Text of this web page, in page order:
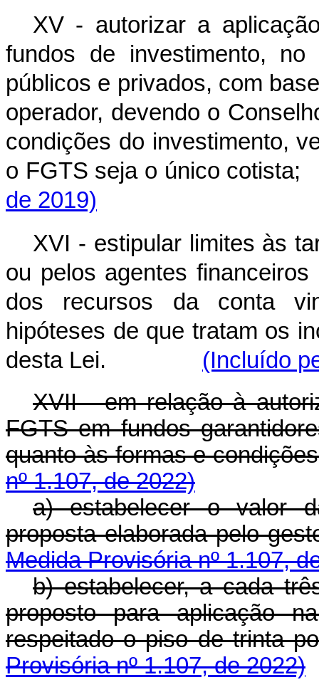
XV - autorizar a
fundos de investimento,
públicos e privados, com
operador, devendo o
condições do investimento,
o FGTS seja o único
de 2019)
XVI - estipular limites às
ou pelos agentes
dos recursos da conta
hipóteses de que tratam os
desta Lei. (Incluído
XVII - em relação à
FGTS em fundos
quanto às formas e
nº 1.107, de 2022)
a) estabelecer o valor
proposta elaborada pelo
Medida Provisória nº 1.107,
b) estabelecer, a cada
proposto para aplicação
respeitado o piso de
Provisória nº 1.107, de 2022)